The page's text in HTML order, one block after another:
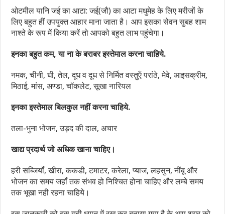
ओटमील यानि जई का आटा: जई(जौ) का आटा मधुमेह के लिए मरीजों के
लिए बहुत हीं उपयुक्त आहार माना जाता है। आप इसका सेवन सुबह शाम
नाश्ते के रूप में किया करें तो आपको बहुत लाभ पहुंचेगा।
इनका बहुत कम, या ना के बराबर इस्तेमाल करना चाहिये.
नमक, चीनी, घी, तेल, दूध व दूध से निर्मित वस्‍तुऍं परांठे, मेवे, आइसक्रीम,
मिठाई, मांस, अण्‍डा, चॉकलेट, सूखा नारियल
इनका इस्तेमाल बिलकुल नहीं करना चाहिये.
तला-भुना भोजन, उड़द की दाल, अचार
खाद्य प्रदार्थ जो अधिक खाना चाहिए।
हरी सब्जियॉं, खीरा, ककडी, टमाटर, करेला, प्‍याज, लहसुन, नींबू और
भोजन का समय जहॉं तक संभव हो निश्चित होना चाहिए और लम्‍बे समय
तक ‍भूखा नही रहना चाहिये।